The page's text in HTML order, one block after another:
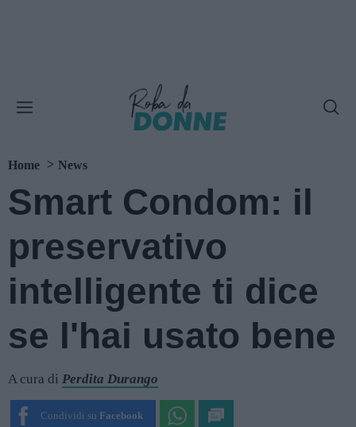
Home News
Smart Condom: il
preservativo
intelligente ti dice
se l'hai usato bene
A cura di Perdita Durango
Condividi su Facebook